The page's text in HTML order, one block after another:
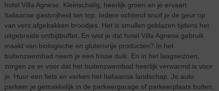
hotel Villa Agnese. Kleinschalig, heerlijk groen en je ervaart
Italiaanse gastvrijheid ten top. Iedere ochtend snuif je de geur op
van vers afgebakken broodjes. Het is smullen geblazen tijdens het
uitgebreide ontbijtbuffet. En wist je dat hotel Villa Agnese gebruik
maakt van biologische en glutenvrije producten? In het
buitenzwembad neem je een frisse duik. En in het laagseizoen,
zorgen ze er voor dat het buitenzwembad heerlijk verwarmd is voor
je. Huur een fiets en verken het Italiaanse landschap. Je auto
parkeer je gemakkelijk in de parkeergarage of parkeerplaats buiten.